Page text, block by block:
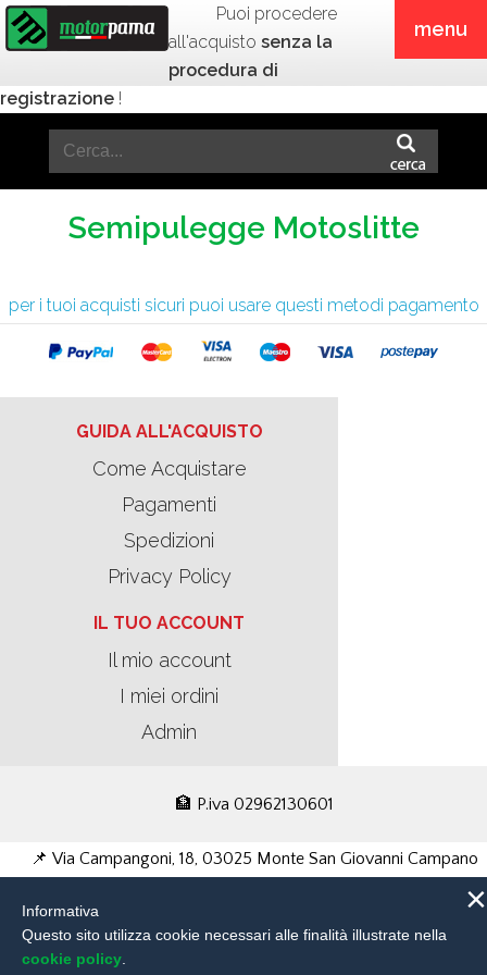
menu
Puoi procedere
all'acquisto senza la
procedura di
registrazione !
Semipulegge Motoslitte
per i tuoi acquisti sicuri puoi usare questi metodi pagamento
GUIDA ALL'ACQUISTO
Come Acquistare
Pagamenti
Spedizioni
Privacy Policy
IL TUO ACCOUNT
Il mio account
I miei ordini
Admin
🏦 P.iva 02962130601
📌 Via Campangoni, 18, 03025 Monte San Giovanni Campano
×
Informativa
Questo sito utilizza cookie necessari alle finalità illustrate nella
cookie policy